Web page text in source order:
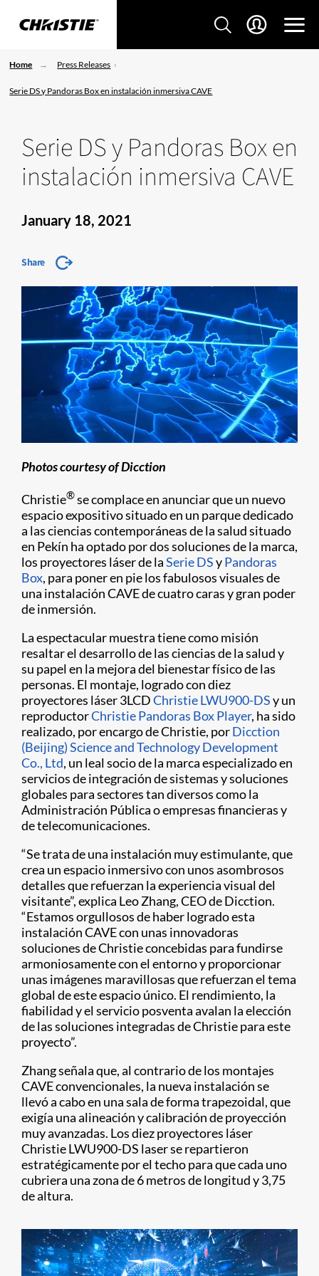
Home Press Releases
Serie DS y Pandoras Box en instalación inmersiva CAVE
Serie DS y Pandoras Box en
instalación inmersiva CAVE
January 18, 2021
Share
Photos courtesy of Dicction
Christie®se complace en anunciar que un nuevo
espacio expositivo situado en un parque dedicado
a las ciencias contemporáneas de la salud situado
en Pekín ha optado por dos soluciones de la marca,
los proyectores láser de laSerie DSyPandoras
Box, para poner en pie los fabulosos visuales de
una instalación CAVE de cuatro caras y gran poder
de inmersión.
La espectacular muestra tiene como misión
resaltar el desarrollo de las ciencias de la salud y
su papel en la mejora del bienestar físico de las
personas. El montaje, logrado con diez
proyectores láser 3LCDChristie LWU900-DSy un
reproductorChristie Pandoras Box Player, ha sido
realizado, por encargo de Christie, porDicction
(Beijing) Science and Technology Development
Co., Ltd, un leal socio de la marca especializado en
servicios de integración de sistemas y soluciones
globales para sectores tan diversos como la
Administración Pública o empresas financieras y
de telecomunicaciones.
“Se trata de una instalación muy estimulante, que
crea un espacio inmersivo con unos asombrosos
detalles que refuerzan la experiencia visual del
visitante”, explica Leo Zhang, CEO de Dicction.
“Estamos orgullosos de haber logrado esta
instalación CAVE con unas innovadoras
soluciones de Christie concebidas para fundirse
armoniosamente con el entorno y proporcionar
unas imágenes maravillosas que refuerzan el tema
global de este espacio único. El rendimiento, la
fiabilidad y el servicio posventa avalan la elección
de las soluciones integradas de Christie para este
proyecto”.
Zhang señala que, al contrario de los montajes
CAVE convencionales, la nueva instalación se
llevó a cabo en una sala de forma trapezoidal, que
exigía una alineación y calibración de proyección
muy avanzadas. Los diez proyectores láser
Christie LWU900-DS laser se repartieron
estratégicamente por el techo para que cada uno
cubriera una zona de 6 metros de longitud y 3,75
de altura.